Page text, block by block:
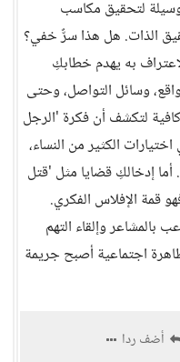
وسيلة لتحقيق مكاسب
الذات. هل هذا سرٌّ خفي؟
به يهدم خطابكِ
وسائل التواصل، وحتى
لتكشف أن فكرة 'الرجل
الكثير من النساء،
إدخالكِ قضايا مثل 'قتل
قمة الإفلاس الفكري.
بالمشاعر وإلقاء التهم
اجتماعية أصبح جريمة
أضف ردا